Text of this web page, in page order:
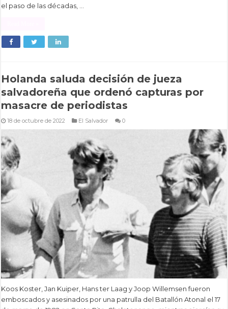
el paso de las décadas, …
Holanda saluda decisión de jueza
salvadoreña que ordenó capturas por
masacre de periodistas
18 de octubre de 2022 El Salvador 0
Koos Koster, Jan Kuiper, Hans ter Laag y Joop Willemsen fueron
emboscados y asesinados por una patrulla del Batallón Atonal el 17